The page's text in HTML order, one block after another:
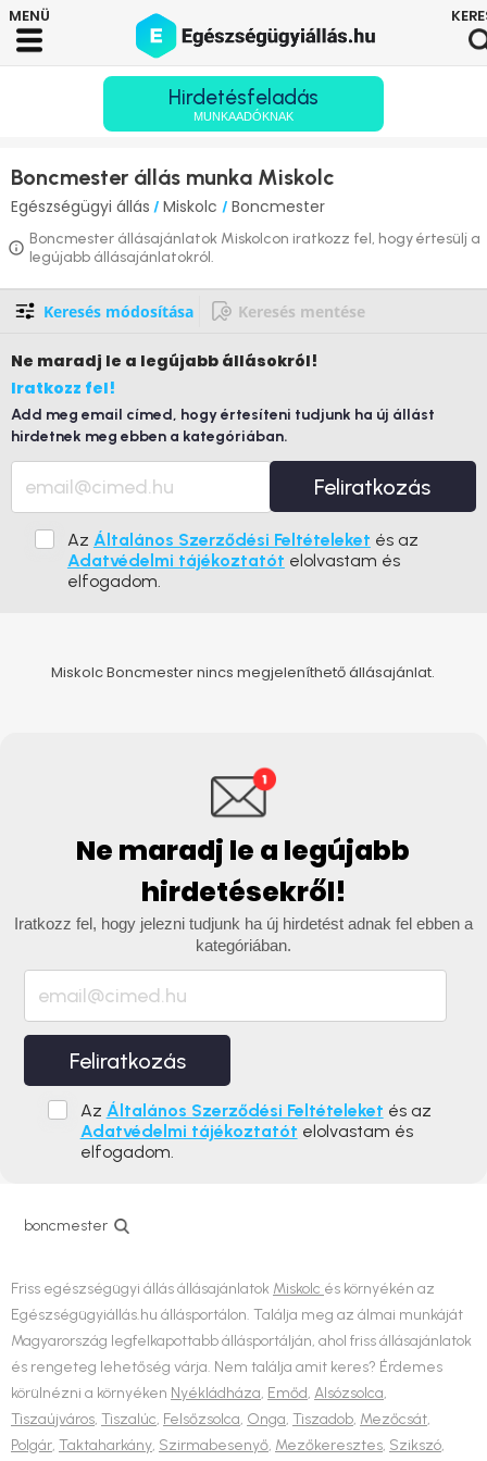
Hirdetésfeladás
MUNKAADÓKNAK
Boncmester állás munka Miskolc
Egészségügyi állás / Miskolc / Boncmester
Boncmester állásajánlatok Miskolcon iratkozz fel, hogy értesülj a
legújabb állásajánlatokról.
Keresés módosítása Keresés mentése
Ne maradj le a legújabb állásokról!
Iratkozz fel!
Add meg email címed, hogy értesíteni tudjunk ha új állást
hirdetnek meg ebben a kategóriában.
Feliratkozás
Az Általános Szerződési Feltételeket és az
Adatvédelmi tájékoztatót elolvastam és
elfogadom.
Miskolc Boncmester nincs megjeleníthető állásajánlat.
Ne maradj le a legújabb
hirdetésekről!
Iratkozz fel, hogy jelezni tudjunk ha új hirdetést adnak fel ebben a
kategóriában.
Feliratkozás
Az Általános Szerződési Feltételeket és az
Adatvédelmi tájékoztatót elolvastam és
elfogadom.
boncmester
Friss egészségügyi állás állásajánlatok Miskolc és környékén az
Egészségügyiállás.hu állásportálon. Találja meg az álmai munkáját
Magyarország legfelkapottabb állásportálján, ahol friss állásajánlatok
és rengeteg lehetőség várja. Nem találja amit keres? Érdemes
körülnézni a környéken Nyékládháza, Emőd, Alsózsolca,
Tiszaújváros, Tiszalúc, Felsőzsolca, Onga, Tiszadob, Mezőcsát,
Polgár, Taktaharkány, Szirmabesenyő, Mezőkeresztes, Szikszó,